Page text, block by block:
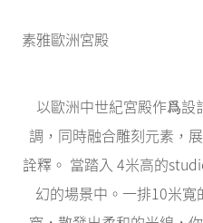
素雅歐洲宮殿
以歐洲中世紀宮殿作爲
調，同時融合雕刻元素，
詮釋。 當踏入 4米高的
幻的場景中。一排10米